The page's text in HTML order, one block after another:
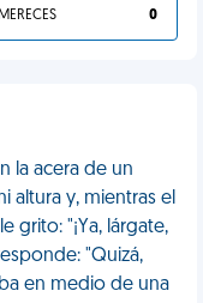
0
la acera de un
altura y, mientras el
grito: "¡Ya, lárgate,
"Quizá,
en medio de una